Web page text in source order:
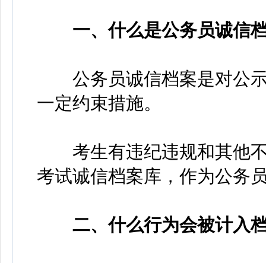
一、什么是公务员诚信
公务员诚信档案是对公示
一定约束措施。
考生有违纪违规和其他不
考试诚信档案库，作为公务
二、什么行为会被计入